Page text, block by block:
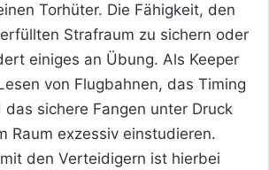
Torhüter. Die Fähigkeit, den
Strafraum zu sichern oder
einiges an Übung. Als Keeper
von Flugbahnen, das Timing
das sichere Fangen unter Druck
Raum exzessiv einstudieren.
den Verteidigern ist hierbei